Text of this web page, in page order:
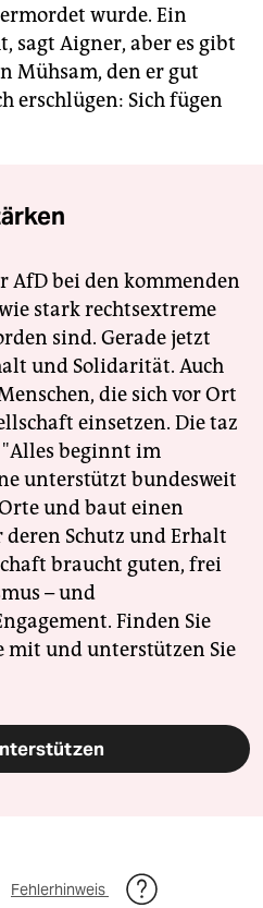
wurde. Ein
sagt Aigner, aber es gibt
Mühsam, den er gut
erschlügen: Sich fügen
AfD bei den kommenden
stark rechtsextreme
sind. Gerade jetzt
und Solidarität. Auch
die sich vor Ort
einsetzen. Die taz
beginnt im
unterstützt bundesweit
und baut einen
Schutz und Erhalt
braucht guten, frei
– und
Finden Sie
mit und unterstützen Sie
Fehlerhinweis